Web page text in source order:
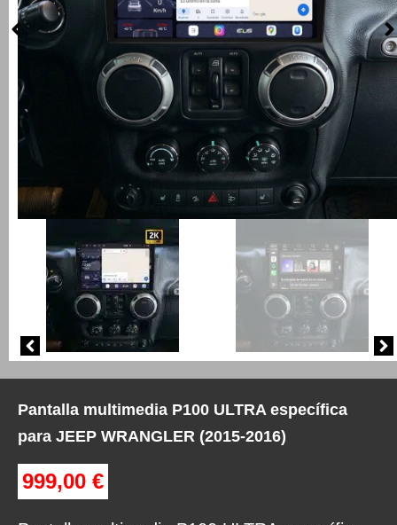
Pantalla multimedia P100 ULTRA específica
para JEEP WRANGLER (2015-2016)
999,00 €